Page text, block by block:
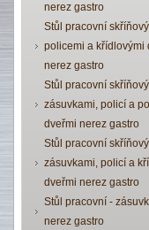
nerez gastro
Stůl pracovní
policemi a křídlovými
nerez gastro
Stůl pracovní
zásuvkami, policí a
dveřmi nerez gastro
Stůl pracovní
zásuvkami, policí a
dveřmi nerez gastro
Stůl pracovní -
nerez gastro